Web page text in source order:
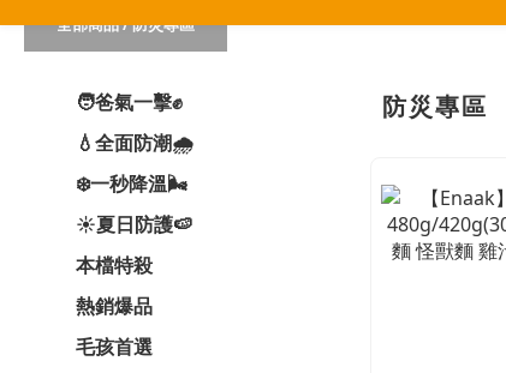
全部商品/防災專區
🧑爸氣一擊✊
💧全面防潮🌧️
❄️一秒降溫🌬️
☀️夏日防護🍉
本檔特殺
熱銷爆品
毛孩首選
防災專區